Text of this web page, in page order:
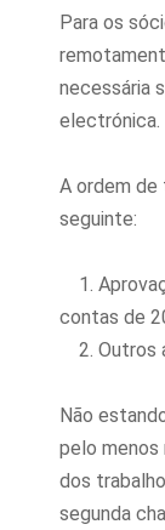
Para os
necessária
electrónica.
A ordem de
seguinte:
1.
contas de
2. Outros
Não
pelo menos
dos
segunda